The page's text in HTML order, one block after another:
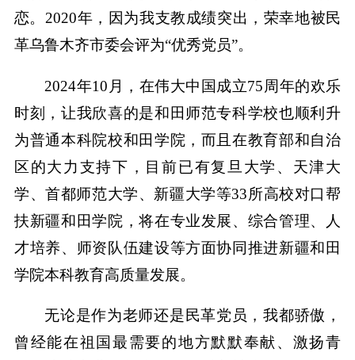
恋。2020年，因为我支教成绩突出，荣幸地被民
革乌鲁木齐市委会评为“优秀党员”。
2024年10月，在伟大中国成立75周年的欢乐
时刻，让我欣喜的是和田师范专科学校也顺利升
为普通本科院校和田学院，而且在教育部和自治
区的大力支持下，目前已有复旦大学、天津大
学、首都师范大学、新疆大学等33所高校对口帮
扶新疆和田学院，将在专业发展、综合管理、人
才培养、师资队伍建设等方面协同推进新疆和田
学院本科教育高质量发展。
无论是作为老师还是民革党员，我都骄傲，
曾经能在祖国最需要的地方默默奉献、激扬青